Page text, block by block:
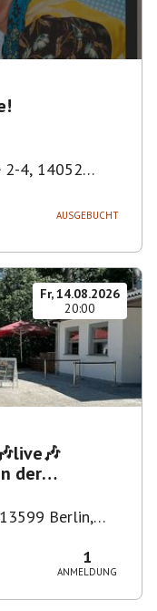
2-4, 14052
AUSGEBUCHT
Fr, 14.08.2026
20:00
der
Berlin,
1
ANMELDUNG